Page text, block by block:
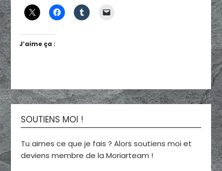
J’aime ça :
SOUTIENS MOI !
Tu aimes ce que je fais ? Alors soutiens moi et
deviens membre de la Moriarteam !